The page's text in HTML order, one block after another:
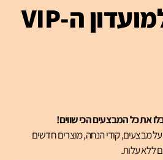
הצטרפו למועדון ה-VIP
מבצעים, קודי הנחה, מוצרים חדשים
ללא עלות.